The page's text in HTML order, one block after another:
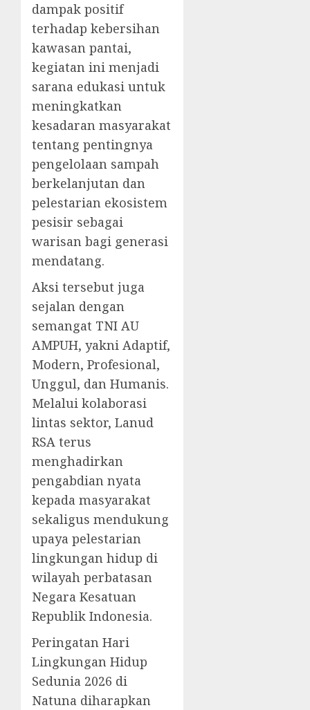
dampak positif
terhadap kebersihan
kawasan pantai,
kegiatan ini menjadi
sarana edukasi untuk
meningkatkan
kesadaran masyarakat
tentang pentingnya
pengelolaan sampah
berkelanjutan dan
pelestarian ekosistem
pesisir sebagai
warisan bagi generasi
mendatang.
Aksi tersebut juga
sejalan dengan
semangat TNI AU
AMPUH, yakni Adaptif,
Modern, Profesional,
Unggul, dan Humanis.
Melalui kolaborasi
lintas sektor, Lanud
RSA terus
menghadirkan
pengabdian nyata
kepada masyarakat
sekaligus mendukung
upaya pelestarian
lingkungan hidup di
wilayah perbatasan
Negara Kesatuan
Republik Indonesia.
Peringatan Hari
Lingkungan Hidup
Sedunia 2026 di
Natuna diharapkan